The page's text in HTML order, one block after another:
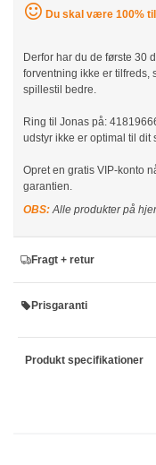
Du skal være 100%
Derfor har du de første 30
forventning ikke er tilfreds,
spillestil bedre.
Ring til Jonas på:
udstyr ikke er optimal til dit
Opret en gratis VIP-konto
garantien.
OBS:Alle produkter på
Fragt + retur
Prisgaranti
Produkt specifikationer